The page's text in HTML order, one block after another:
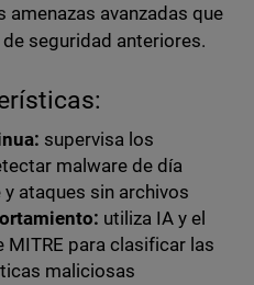
avanzadas que
seguridad anteriores.
supervisa los
malware de día
ataques sin archivos
utiliza IA y el
MITRE para clasificar las
maliciosas